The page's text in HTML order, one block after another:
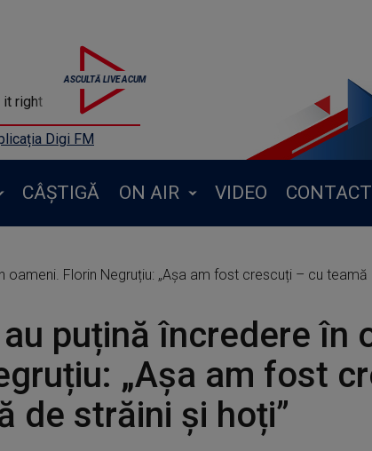
it right
Digi FM
CÂȘTIGĂ ON AIR VIDEO CONTACT
oameni. Florin Negruțiu: „Așa am fost crescuți – cu teamă
puțină încredere în
„Așa am fost
de străini și hoți”